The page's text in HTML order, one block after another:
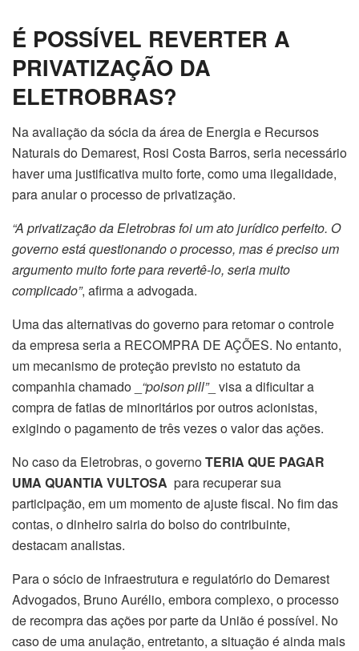
É POSSÍVEL REVERTER A
PRIVATIZAÇÃO DA
ELETROBRAS?
Na avaliação da sócia da área de Energia e Recursos
Naturais do Demarest, Rosi Costa Barros, seria necessário
haver uma justificativa muito forte, como uma ilegalidade,
para anular o processo de privatização.
“A privatização da Eletrobras foi um ato jurídico perfeito. O
governo está questionando o processo, mas é preciso um
argumento muito forte para revertê-lo, seria muito
complicado”, afirma a advogada.
Uma das alternativas do governo para retomar o controle
da empresa seria a RECOMPRA DE AÇÕES. No entanto,
um mecanismo de proteção previsto no estatuto da
companhia chamado _ “poison pill”_ visa a dificultar a
compra de fatias de minoritários por outros acionistas,
exigindo o pagamento de três vezes o valor das ações.
No caso da Eletrobras, o governoTERIA QUE PAGAR
UMA QUANTIA VULTOSA para recuperar sua
participação, em um momento de ajuste fiscal. No fim das
contas, o dinheiro sairia do bolso do contribuinte,
destacam analistas.
Para o sócio de infraestrutura e regulatório do Demarest
Advogados, Bruno Aurélio, embora complexo, o processo
de recompra das ações por parte da União é possível. No
caso de uma anulação, entretanto, a situação é ainda mais